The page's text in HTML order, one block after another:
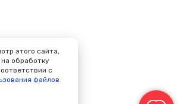
этого сайта,
обработку
с
файлов